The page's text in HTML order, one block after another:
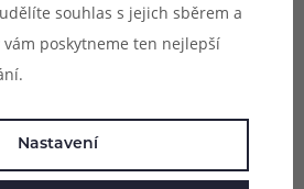
souhlas s jejich sběrem a
poskytneme ten nejlepší
Nastavení